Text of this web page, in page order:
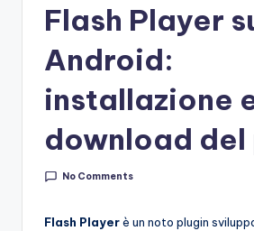
Flash Player
Android:
installazione
download del
No Comments
Flash Playerè un noto plugin